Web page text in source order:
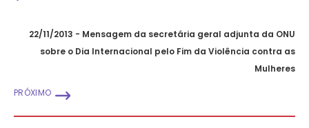
22/11/2013 - Mensagem da secretária geral adjunta da ONU
sobre o Dia Internacional pelo Fim da Violência contra as
Mulheres
PRÓXIMO